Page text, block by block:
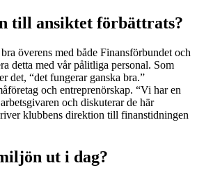
till ansiktet förbättrats?
överens med både Finansförbundet och
detta med vår pålitliga personal. Som
det, “det fungerar ganska bra.”
och entreprenörskap. “Vi har en
och diskuterar de här
klubbens direktion till finanstidningen
ut i dag?